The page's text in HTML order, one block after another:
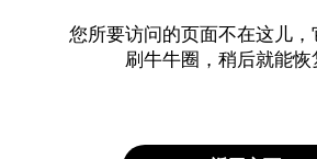
您所要访问的页面不在这儿
刷牛牛圈，稍后就能恢